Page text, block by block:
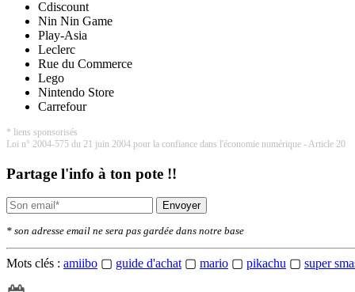
Cdiscount
Nin Nin Game
Play-Asia
Leclerc
Rue du Commerce
Lego
Nintendo Store
Carrefour
* liens sponsorisés
Loi n° 2004-575 du 21 juin 2004 pour la confiance dans l'économie numérique - Article 20
Partage l'info à ton pote !!
Envoyer
* son adresse email ne sera pas gardée dans notre base
Mots clés : amiibo ▢ guide d'achat ▢ mario ▢ pikachu ▢ super